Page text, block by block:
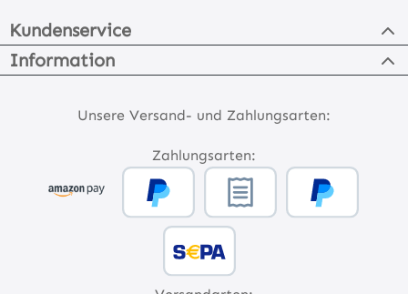
Kundenservice
Information
Unsere Versand- und Zahlungsarten:
Zahlungsarten: